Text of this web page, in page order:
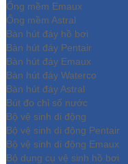
Ống mềm Emaux
Ống mềm Astral
Bàn hút đáy hồ bơi
Bàn hút đáy Pentair
Bàn hút đáy Emaux
Bàn hút đáy Waterco
Bàn hút đáy Astral
Bút đo chỉ số nước
Bộ vệ sinh di động
Bộ vệ sinh di động Pentair
Bộ vệ sinh di động Emaux
Bộ dụng cụ vệ sinh hồ bơi